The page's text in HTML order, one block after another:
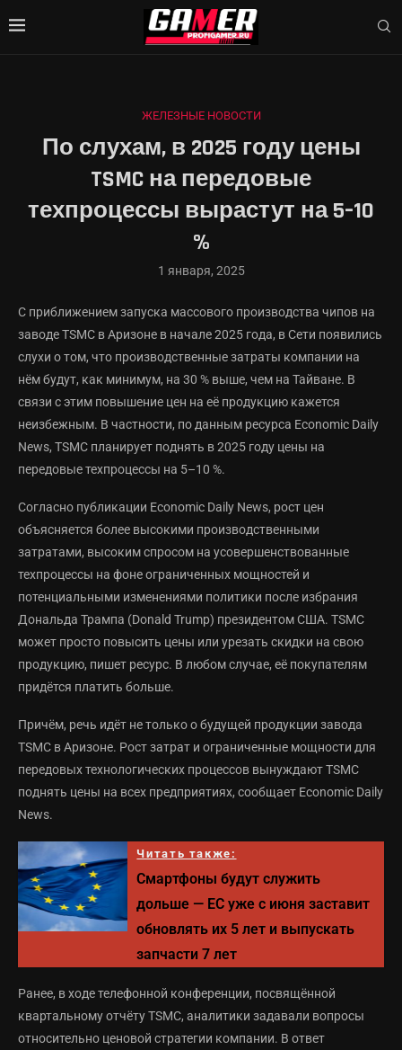
ЖЕЛЕЗНЫЕ НОВОСТИ
По слухам, в 2025 году цены
TSMC на передовые
техпроцессы вырастут на 5–10
%
1 января, 2025
С приближением запуска массового производства чипов на
заводе TSMC в Аризоне в начале 2025 года, в Сети появились
слухи о том, что производственные затраты компании на
нём будут, как минимум, на 30 % выше, чем на Тайване. В
связи с этим повышение цен на её продукцию кажется
неизбежным. В частности, по данным ресурса Economic Daily
News, TSMC планирует поднять в 2025 году цены на
передовые техпроцессы на 5–10 %.
Согласно публикации Economic Daily News, рост цен
объясняется более высокими производственными
затратами, высоким спросом на усовершенствованные
техпроцессы на фоне ограниченных мощностей и
потенциальными изменениями политики после избрания
Дональда Трампа (Donald Trump) президентом США. TSMC
может просто повысить цены или урезать скидки на свою
продукцию, пишет ресурс. В любом случае, её покупателям
придётся платить больше.
Причём, речь идёт не только о будущей продукции завода
TSMC в Аризоне. Рост затрат и ограниченные мощности для
передовых технологических процессов вынуждают TSMC
поднять цены на всех предприятиях, сообщает Economic Daily
News.
Читать также:
Смартфоны будут служить
дольше — ЕС уже с июня заставит
обновлять их 5 лет и выпускать
запчасти 7 лет
Ранее, в ходе телефонной конференции, посвящённой
квартальному отчёту TSMC, аналитики задавали вопросы
относительно ценовой стратегии компании. В ответ